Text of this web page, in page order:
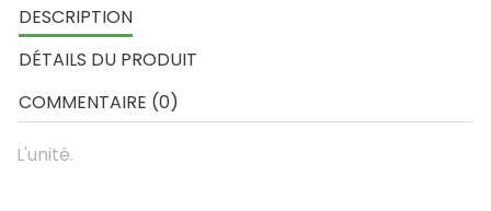
DESCRIPTION
DÉTAILS DU PRODUIT
COMMENTAIRE (0)
L'unité.